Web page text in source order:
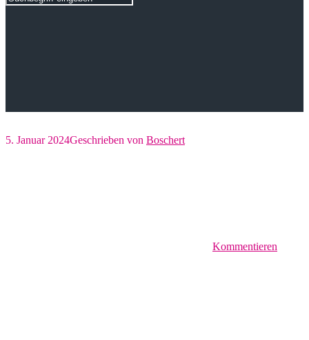
5. Januar 2024Geschrieben von Boschert
Kommentieren